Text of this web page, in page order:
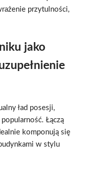
przytulności,
jako
ład posesji,
Łączą
komponują się
w stylu